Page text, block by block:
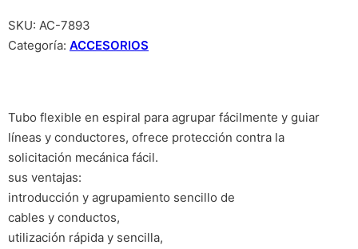
SKU: AC-7893
Categoría: ACCESORIOS
Tubo flexible en espiral para agrupar fácilmente y guiar
líneas y conductores, ofrece protección contra la
solicitación mecánica fácil.
sus ventajas:
introducción y agrupamiento sencillo de
cables y conductos,
utilización rápida y sencilla,